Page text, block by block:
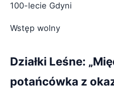
100-lecie Gdyni
Wstęp wolny
Działki Leśne:
potańcówka z